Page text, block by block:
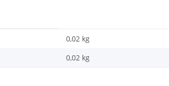
0,02 kg
0,02 kg